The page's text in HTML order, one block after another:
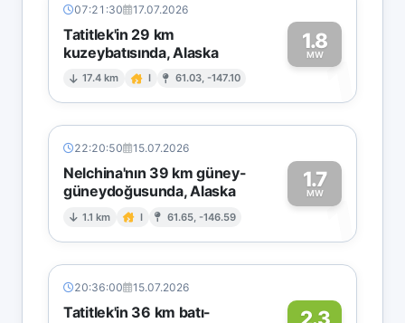
07:21:30 17.07.2026
Tatitlek'in 29 km
kuzeybatısında, Alaska
17.4 km I 61.03, -147.10
1.8
MW1
22:20:50 15.07.2026
Nelchina'nın 39 km güney-
güneydoğusunda, Alaska
1.1 km I 61.65, -146.59
1.7
MW1
20:36:00 15.07.2026
Tatitlek'in 36 km batı-
2.3